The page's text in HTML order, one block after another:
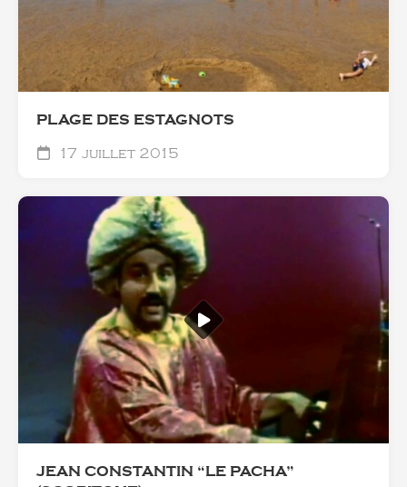
PLAGE DES ESTAGNOTS
17 juillet 2015
JEAN CONSTANTIN “LE PACHA”